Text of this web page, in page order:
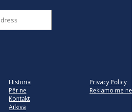
Historia
Për ne
Kontakt
Arkiva
Privacy Policy
Reklamo me ne